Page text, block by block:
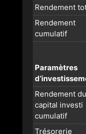
Rendement
Rendement
cumulatif
Paramètres
Rendement du
capital investi
cumulatif
Trésorerie